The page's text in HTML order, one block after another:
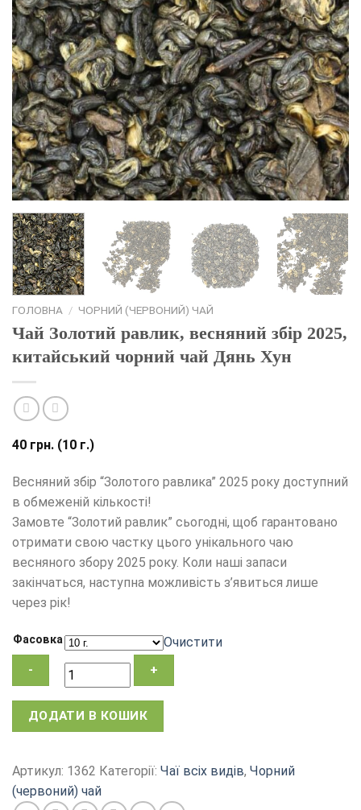
ГОЛОВНА / ЧОРНИЙ (ЧЕРВОНИЙ) ЧАЙ
Чай Золотий равлик, весняний збір 2025,
китайський чорний чай Дянь Хун
40 грн. (10 г.)
Весняний збір “Золотого равлика” 2025 року доступний
в обмеженій кількості!
Замовте “Золотий равлик” сьогодні, щоб гарантовано
отримати свою частку цього унікального чаю
весняного збору 2025 року. Коли наші запаси
закінчаться, наступна можливість з’явиться лише
через рік!
Фасовка Очистити
Чай
весняний
збір
2025,
ДОДАТИ В КОШИК
Артикул: 1362 Категорії: Чаї всіх видів, Чорний
(червоний) чай